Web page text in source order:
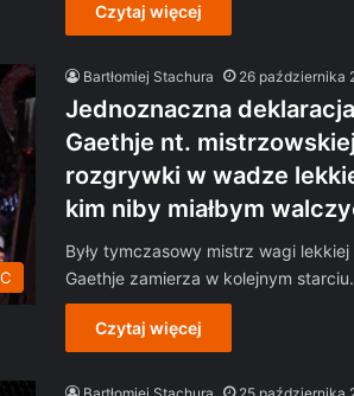
Czytaj więcej
Bartłomiej Stachura 26 października
Jednoznaczna
Gaethje nt. mistrzowskiej
rozgrywki w wadze
kim niby miałbym
Były tymczasowy mistrz wagi lekkiej
Gaethje zamierza w kolejnym
Czytaj więcej